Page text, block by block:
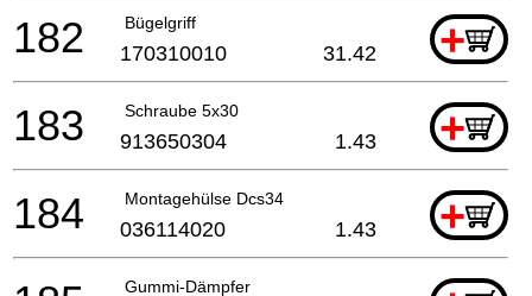
Bügelgriff +
182 170310010 31.42
Schraube 5x30 +
183 913650304 1.43
Montagehülse Dcs34 +
184 036114020 1.43
Gummi-Dämpfer